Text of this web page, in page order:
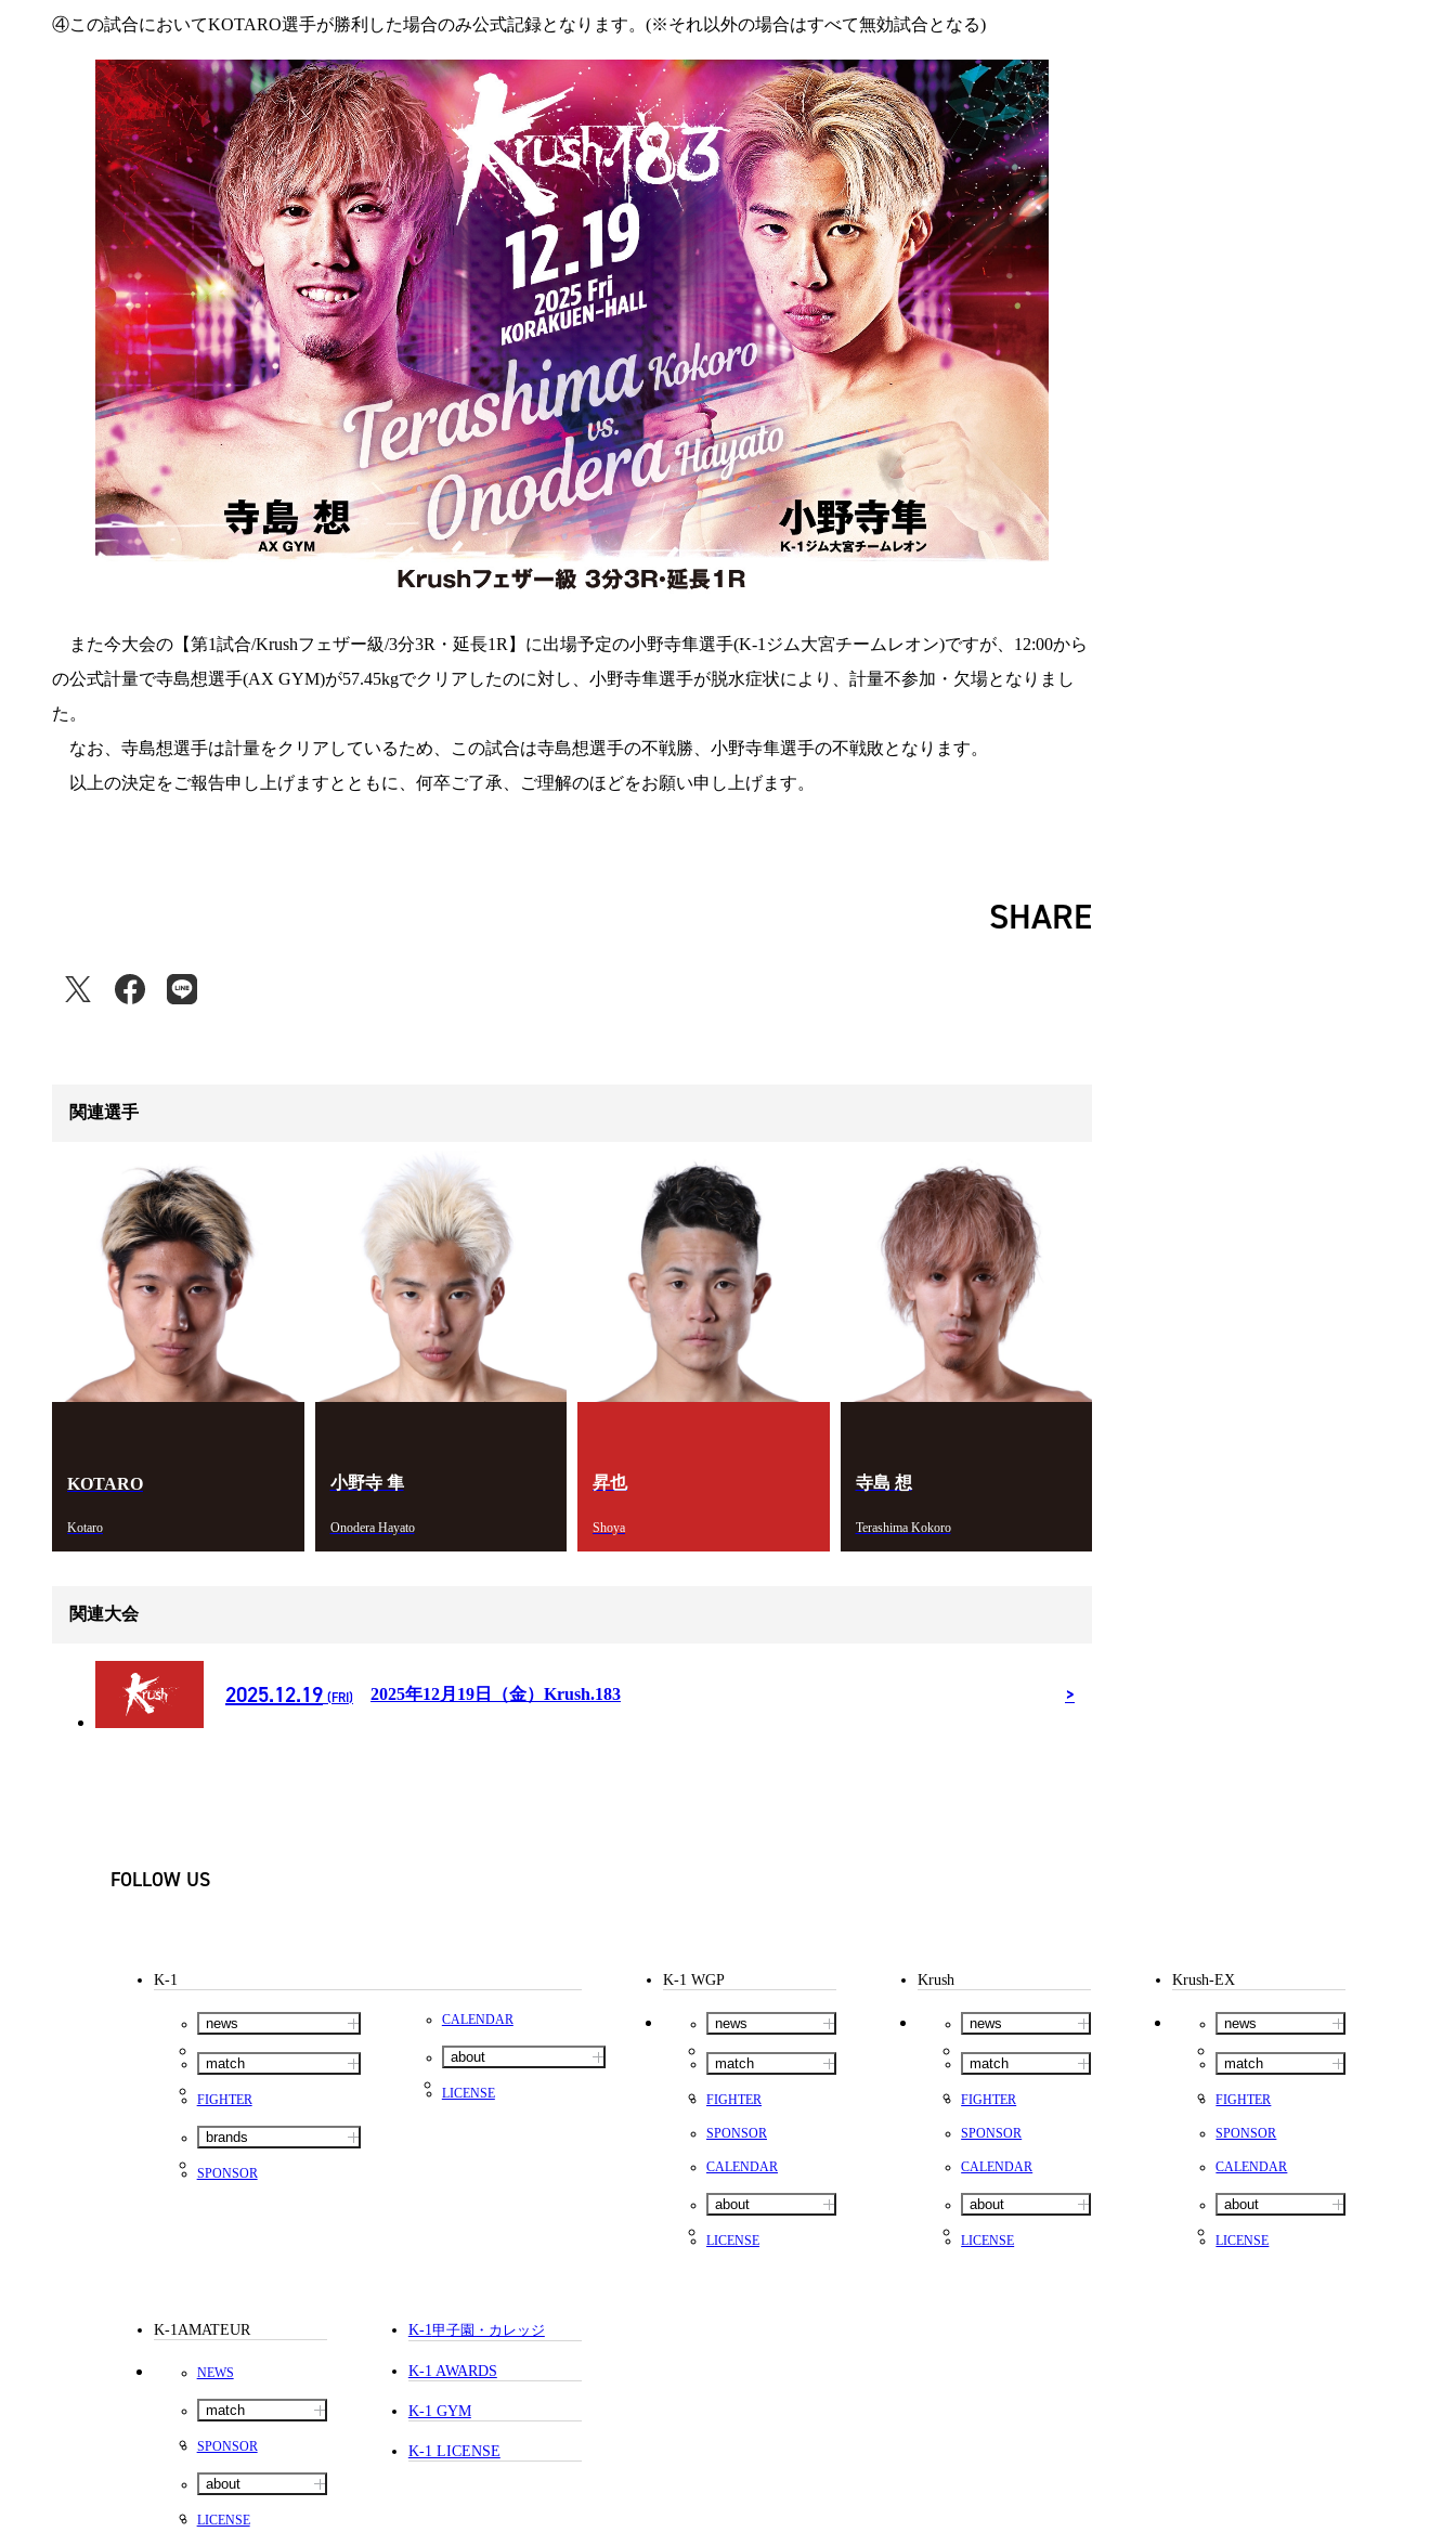
試合日程
総合トップ
K-1 WGP
Krush
Krush-EX
K-1アマチュア
K-1甲子園・カレッジ
K-1 AWARDS
K-
1.SHOP
（グッ
ズ）
K-
1.SHOP
（チケッ
ト）
ギャラリー（ポスタ
ー）
ギャラリー（写真）
ギャラリー（動画）
K-1
GYM
（K-1ジ
ム）
K-
1.CLUB
（ファンクラ
ブ）
Krush公式ルール
④この試合においてKOTARO選手が勝利した場合のみ公式記録となります。(※それ以外の場合はすべて無効試合となる)
また今大会の【第1試合/Krushフェザー級/3分3R・延長1R】に出場予定の小野寺隼選手(K-1ジム大宮チームレオン)ですが、12:00から
の公式計量で寺島想選手(AX GYM)が57.45kgでクリアしたのに対し、小野寺隼選手が脱水症状により、計量不参加・欠場となりまし
た。
なお、寺島想選手は計量をクリアしているため、この試合は寺島想選手の不戦勝、小野寺隼選手の不戦敗となります。
以上の決定をご報告申し上げますとともに、何卒ご了承、ご理解のほどをお願い申し上げます。
SHARE
関連選手
KOTARO
Kotaro
小野寺 隼
Onodera Hayato
昇也
Shoya
寺島 想
Terashima Kokoro
関連大会
2025.12.19 (FRI) 2025年12月19日（金）Krush.183
FOLLOW US
K-1
news
match
FIGHTER
brands
SPONSOR
CALENDAR
about
LICENSE
K-1 WGP
news
match
FIGHTER
SPONSOR
CALENDAR
about
LICENSE
Krush
news
match
FIGHTER
SPONSOR
CALENDAR
about
LICENSE
Krush-EX
news
match
FIGHTER
SPONSOR
CALENDAR
about
LICENSE
K-1AMATEUR
NEWS
match
SPONSOR
about
LICENSE
K-1甲子園・カレッジ
K-1 AWARDS
K-1 GYM
K-1 LICENSE